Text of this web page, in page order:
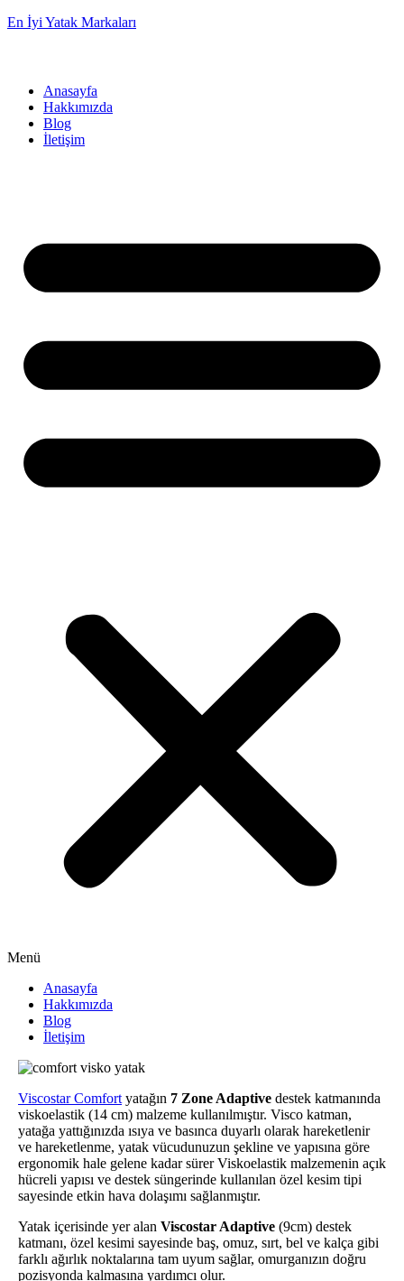
En İyi Yatak Markaları
Anasayfa
Hakkımızda
Blog
İletişim
Menü
Anasayfa
Hakkımızda
Blog
İletişim
Viscostar Comfort yatağın 7 Zone Adaptive destek katmanında
viskoelastik (14 cm) malzeme kullanılmıştır. Visco katman,
yatağa yattığınızda ısıya ve basınca duyarlı olarak hareketlenir
ve hareketlenme, yatak vücudunuzun şekline ve yapısına göre
ergonomik hale gelene kadar sürer Viskoelastik malzemenin açık
hücreli yapısı ve destek süngerinde kullanılan özel kesim tipi
sayesinde etkin hava dolaşımı sağlanmıştır.
Yatak içerisinde yer alan Viscostar Adaptive (9cm) destek
katmanı, özel kesimi sayesinde baş, omuz, sırt, bel ve kalça gibi
farklı ağırlık noktalarına tam uyum sağlar, omurganızın doğru
pozisyonda kalmasına yardımcı olur.